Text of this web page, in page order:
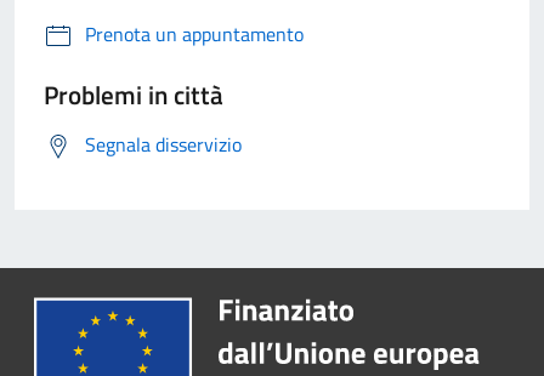
Prenota un appuntamento
Problemi in città
Segnala disservizio